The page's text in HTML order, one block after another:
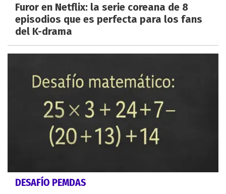
Furor en Netflix: la serie coreana de 8
episodios que es perfecta para los fans
del K-drama
DESAFÍO PEMDAS